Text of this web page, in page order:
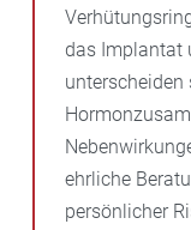
das Implantat
ehrliche
persönlicher